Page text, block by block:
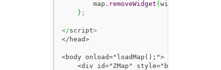
        map.
removeWidget ( widget
} ;
</script>
</head>
<body onload="loadMap();">
<div id="ZMap" style="border:1px